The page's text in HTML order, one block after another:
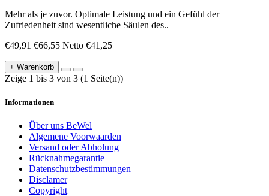
Mehr als je zuvor. Optimale Leistung und ein Gefühl der
Zufriedenheit sind wesentliche Säulen des..
€49,91 €66,55 Netto €41,25
+ Warenkorb
Zeige 1 bis 3 von 3 (1 Seite(n))
Informationen
Über uns BeWel
Algemene Voorwaarden
Versand oder Abholung
Rücknahmegarantie
Datenschutzbestimmungen
Disclamer
Copyright